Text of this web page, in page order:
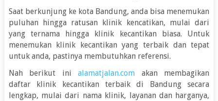
Saat berkunjung ke kota Bandung, anda bisa menemukan
puluhan hingga ratusan klinik kencatikan, mulai dari
yang ternama hingga klinik kecantikan biasa. Untuk
menemukan klinik kecantikan yang terbaik dan tepat
untuk anda, pastinya membutuhkan referensi.
Nah berikut inialamatjalan.com akan membagikan
daftar klinik kecantikan terbaik di Bandung secara
lengkap, mulai dari nama klinik, layanan dan harganya,